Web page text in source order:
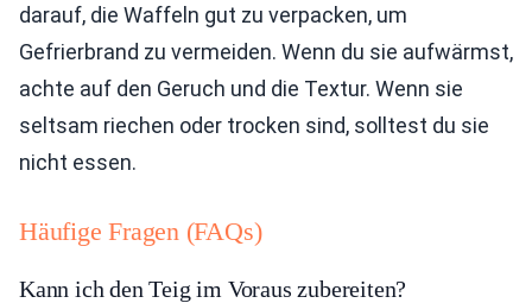
darauf, die Waffeln gut zu verpacken, um
Gefrierbrand zu vermeiden. Wenn du sie aufwärmst,
achte auf den Geruch und die Textur. Wenn sie
seltsam riechen oder trocken sind, solltest du sie
nicht essen.
Häufige Fragen (FAQs)
Kann ich den Teig im Voraus zubereiten?